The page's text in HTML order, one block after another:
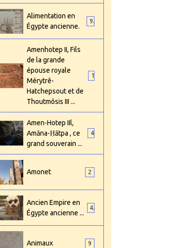
Alimentation en
Égypte ancienne.
9
Amenhotep II, Fils
de la grande
épouse royale
Mérytrê-
Hatchepsout et de
Thoutmôsis III ...
Amen-Hotep IIl,
Amāna-Ḥātpa , ce
grand souverain ...
4
Amonet 2
Ancien Empire en
Égypte ancienne ...
4
Animaux 9